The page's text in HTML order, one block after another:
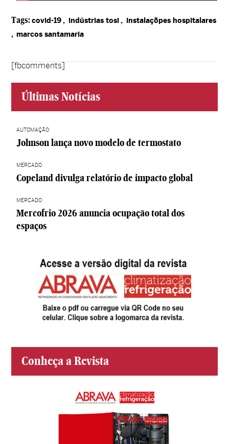
Tags: covid-19 , indústrias tosi, instalaçõpes hospitalares
, marcos santamaria
[fbcomments]
Últimas Notícias
AUTOMAÇÃO
Johnson lança novo modelo de termostato
MERCADO
Copeland divulga relatório de impacto global
MERCADO
Mercofrio 2026 anuncia ocupação total dos
espaços
Conheça a Revista